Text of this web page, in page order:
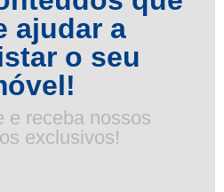
ajudar a
o seu
e receba nossos
exclusivos!